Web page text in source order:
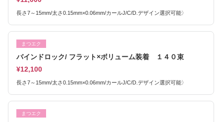
長さ7～15mm/太さ0.15mm×0.06mm/カールJ/C/D.デザイン選択可能〉
まつエク
バインドロック/ フラット×ボリューム装着 １４０束
¥12,100
長さ7～15mm/太さ0.15mm×0.06mm/カールJ/C/D.デザイン選択可能〉
まつエク